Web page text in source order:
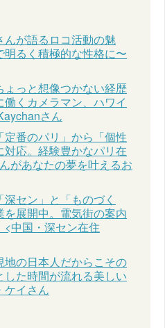
んが語るロコ活動の魅
るく積極的な性格に〜
ょっと想像つかない経歴
くカメラマン、ハワイ
さん
定番のパリ」から「個性
応。経験豊かなパリ在
があなたの夢を叶えるお
深セン」と「ものづく
を展開中。電気街の案内
中国・深セン在住
地の日本人だからこその
た時間が流れる美しい
ケイさん